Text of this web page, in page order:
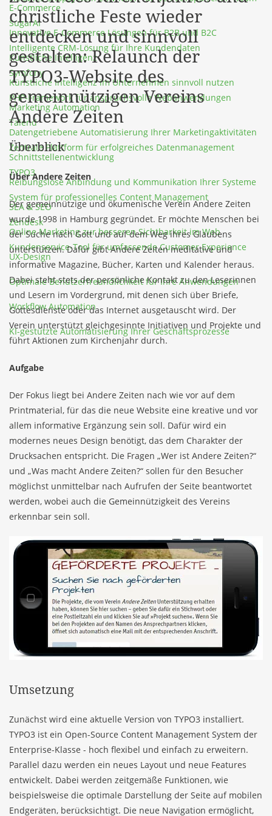
E-Commerce
Innovative E-Commerce Lösungen für B2B und B2C
Künstliche Intelligenz
Künstliche Intelligenz im Unternehmen sinnvoll nutzen
Marketing Automation
Datengetriebene Automatisierung Ihrer Marketingaktivitäten
Schnittstellenentwicklung
Reibungslose Anbindung und Kommunikation Ihrer Systeme
SEA & SEO
Online Marketing zur besseren Sichtbarkeit im Web
UX-Design
Optimale Benutzerfreundlichkeit für Ihre Anwendungen
Workflow Automation
KI-gestützte Automatisierung Ihrer Geschäftsprozesse
SugarAI
Intelligente CRM-Lösung für Ihre Kundendaten
Symfony
PHP-Framework für anspruchsvolle Webanwendungen
Talend
Zentrale Plattform für erfolgreiches Datenmanagement
TYPO3
System für professionelles Content Management
Zendesk
Kundenservice-Tool für umfassende Customer Experience
christliche Feste wieder
entdecken und sinnvoll
gestalten: Relaunch der
TYPO3-Website des
gemeinnützigen Vereins
Andere Zeiten
Überblick
Über Andere Zeiten
Der gemeinnützige und ökumenische Verein Andere Zeiten
wurde 1998 in Hamburg gegründet. Er möchte Menschen bei
der Suche nach Gott und auf dem Weg ihres Glaubens
unterstützen. Dafür gibt Andere Zeiten meditative und
informative Magazine, Bücher, Karten und Kalender heraus.
Dabei steht stets der persönliche Kontakt zu den Leserinnen
und Lesern im Vordergrund, mit denen sich über Briefe,
Gottesdienste oder das Internet ausgetauscht wird. Der
Verein unterstützt gleichgesinnte Initiativen und Projekte und
führt Aktionen zum Kirchenjahr durch.
Aufgabe
Der Fokus liegt bei Andere Zeiten nach wie vor auf dem
Printmaterial, für das die neue Website eine kreative und vor
allem informative Ergänzung sein soll. Dafür wird ein
modernes neues Design benötigt, das dem Charakter der
Drucksachen entspricht. Die Fragen „Wer ist Andere Zeiten?“
und „Was macht Andere Zeiten?“ sollen für den Besucher
möglichst unmittelbar nach Aufrufen der Seite beantwortet
werden, wobei auch die Gemeinnützigkeit des Vereins
erkennbar sein soll.
Umsetzung
Zunächst wird eine aktuelle Version von TYPO3 installiert.
TYPO3 ist ein Open-Source Content Management System der
Enterprise-Klasse - hoch flexibel und einfach zu erweitern.
Parallel dazu werden ein neues Layout und neue Features
entwickelt. Dabei werden zeitgemäße Funktionen, wie
beispielsweise die optimale Darstellung der Seite auf mobilen
Endgeräten, berücksichtigt. Die neue Navigation ermöglicht,